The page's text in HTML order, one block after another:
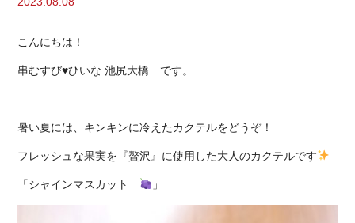
こんにちは！
串むすび♥ひいな 池尻大橋 です。
暑い夏には、キンキンに冷えたカクテルをどうぞ！
フレッシュな果実を『贅沢』に使用した大人のカクテルです
「シャインマスカット 」